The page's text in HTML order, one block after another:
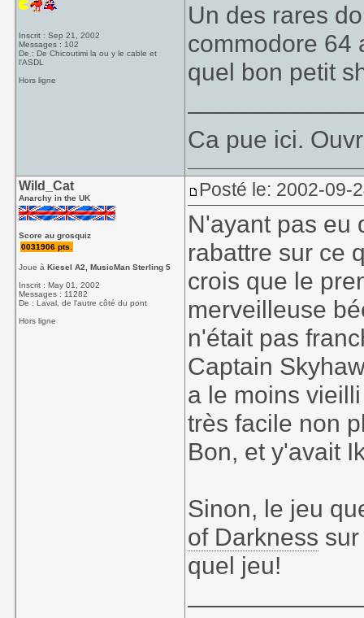
Inscrit : Sep 21, 2002
Messages : 102
De : De Chicoutimi la ou y le cable et
l'ASDL
Hors ligne
Un des rares
commodore 64
quel bon petit
Ca pue ici.
Wild_Cat
Anarchy in the UK
Score au grosquiz
0031906 pts.
Joue àKiesel A2, MusicMan Sterling 5
Inscrit : May 01, 2002
Messages : 11282
De : Laval, de l'autre côté du pont
Hors ligne
Posté le: 2002-09-
N'ayant pas eu
rabattre sur ce
crois que le
merveilleuse
n'était pas
Captain
a le moins
très facile non
Bon, et y'avait
Sinon, le jeu
of Darkness
quel jeu!